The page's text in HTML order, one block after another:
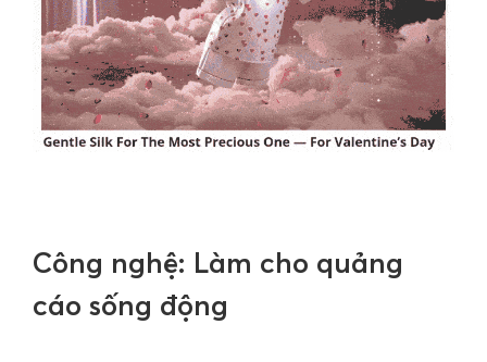
Công nghệ: Làm cho quảng
cáo sống động